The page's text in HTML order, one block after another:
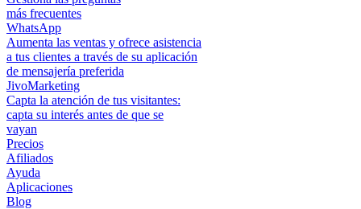
más frecuentes
WhatsApp
Aumenta las ventas y ofrece asistencia
a tus clientes a través de su aplicación
de mensajería preferida
JivoMarketing
Capta la atención de tus visitantes:
capta su interés antes de que se
vayan
Precios
Afiliados
Ayuda
Aplicaciones
Blog